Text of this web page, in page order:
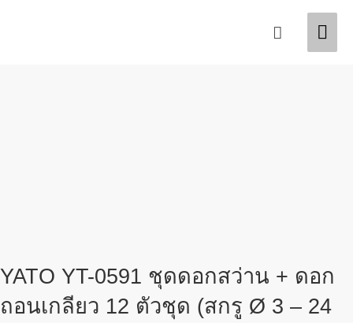
Search
YATO YT-0591 ชุดดอกสว่าน + ดอก
ถอนเกลียว 12 ตัวชุด (สกรู Ø 3 – 24